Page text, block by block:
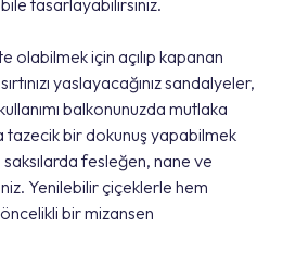
tasarlayabilirsiniz.
olabilmek için açılıp kapanan
yaslayacağınız sandalyeler,
balkonunuzda mutlaka
tazecik bir dokunuş yapabilmek
fesleğen, nane ve
Yenilebilir çiçeklerle hem
bir mizansen